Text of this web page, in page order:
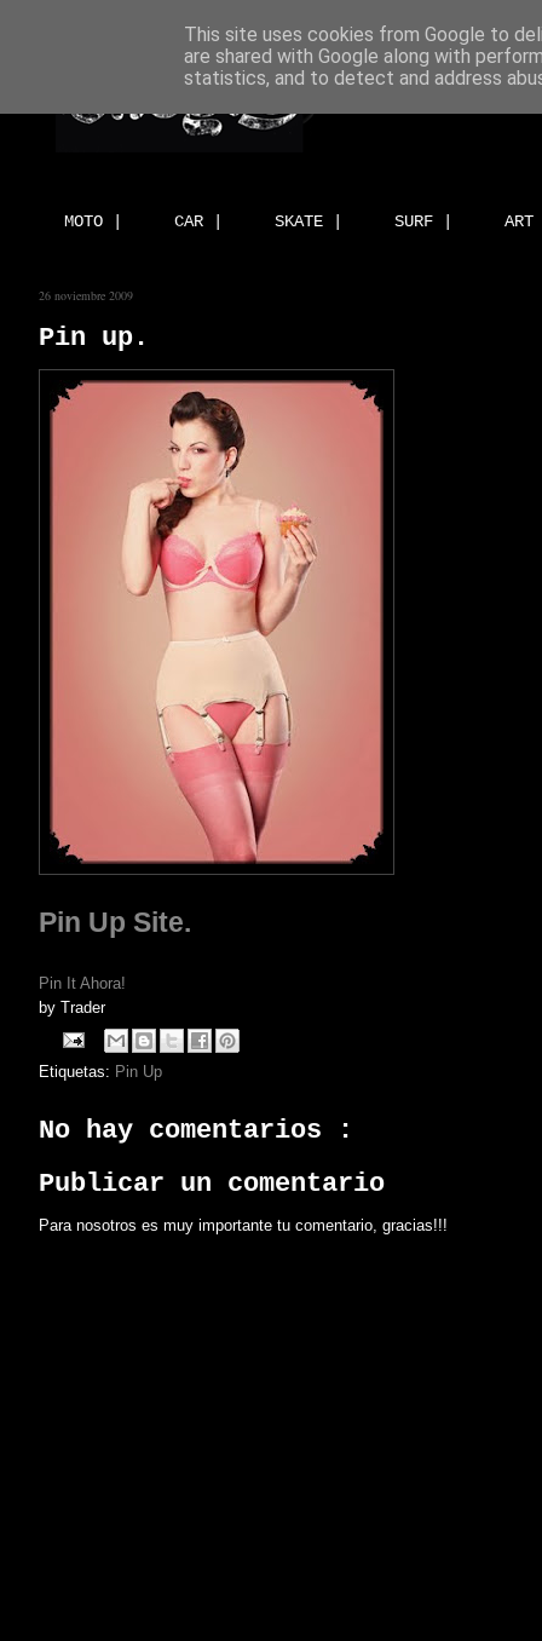
MOTO | CAR | SKATE | SURF |
26 noviembre 2009
Pin up.
Pin Up Site.
Pin It Ahora!
by Trader
Etiquetas: Pin Up
No hay comentarios :
Publicar un comentario
Para nosotros es muy importante tu comentario, gracias!!!
This site uses cookies from Google to
are shared with Google along with
statistics, and to detect and address